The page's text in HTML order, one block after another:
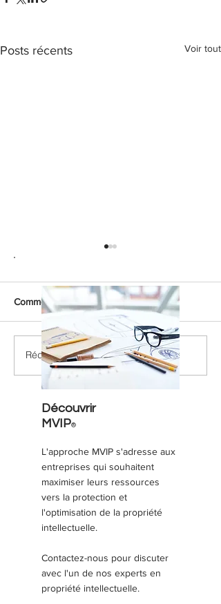
Posts récents Voir tout
100 et 1 façons de perdre «
accidentellement » vos
droits de propriété
Commentaires
Rédigez un commentaire...
Découvrir
MVIP®
L'approche MVIP s'adresse aux
entreprises qui souhaitent
maximiser leurs ressources
vers la protection et
l'optimisation de la propriété
intellectuelle.
Contactez-nous pour discuter
avec l'un de nos experts en
propriété intellectuelle.